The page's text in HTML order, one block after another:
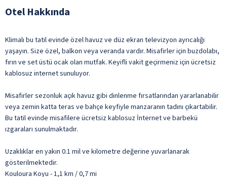
Otel Hakkında
Klimalı bu tatil evinde özel havuz ve düz ekran televizyon ayrıcalığı
yaşayın. Size özel, balkon veya veranda vardır. Misafirler için buzdolabı,
fırın ve set üstü ocak olan mutfak. Keyifli vakit geçirmeniz için ücretsiz
kablosuz internet sunuluyor.
Misafirler sezonluk açık havuz gibi dinlenme fırsatlarından yararlanabilir
veya zemin katta teras ve bahçe keyfiyle manzaranın tadını çıkartabilir.
Bu tatil evinde misafilere ücretsiz kablosuz İnternet ve barbekü
ızgaraları sunulmaktadır.
Uzaklıklar en yakın 0.1 mil ve kilometre değerine yuvarlanarak
gösterilmektedir.
Kouloura Koyu - 1,1 km / 0,7 mi